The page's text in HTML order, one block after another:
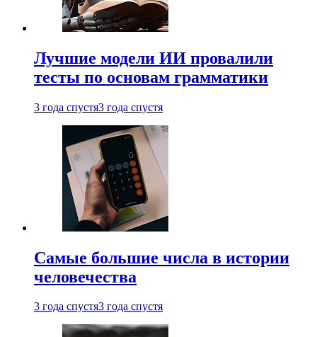
Лучшие модели ИИ провалили
тесты по основам грамматики
3 года спустя3 года спустя
Самые большие числа в истории
человечества
3 года спустя3 года спустя